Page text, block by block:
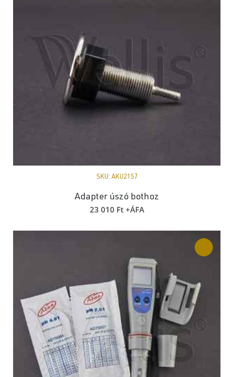
SKU: AKU2157
Adapter úszó bothoz
23 010 Ft+ÁFA